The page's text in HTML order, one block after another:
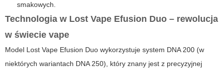
smakowych.
Technologia w Lost Vape Efusion Duo – rewolucja
w świecie vape
Model Lost Vape Efusion Duo wykorzystuje system DNA 200 (w
niektórych wariantach DNA 250), który znany jest z precyzyjnej